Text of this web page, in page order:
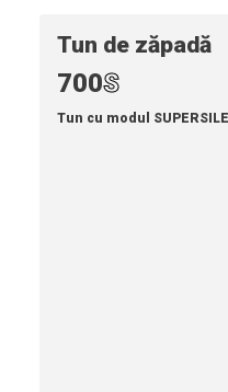
Tun de zăpadă
700S
Tun cu modul